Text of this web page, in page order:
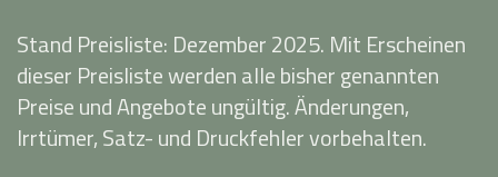
Stand Preisliste: Dezember 2025. Mit Erscheinen
dieser Preisliste werden alle bisher genannten
Preise und Angebote ungültig. Änderungen,
Irrtümer, Satz- und Druckfehler vorbehalten.